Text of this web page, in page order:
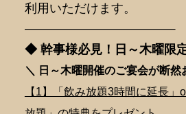
利用いただけます。
———————————–
◆ 幹事様必見！日～木曜限
＼ 日～木曜開催のご宴会が断然
【1】「飲み放題3時間に延長」